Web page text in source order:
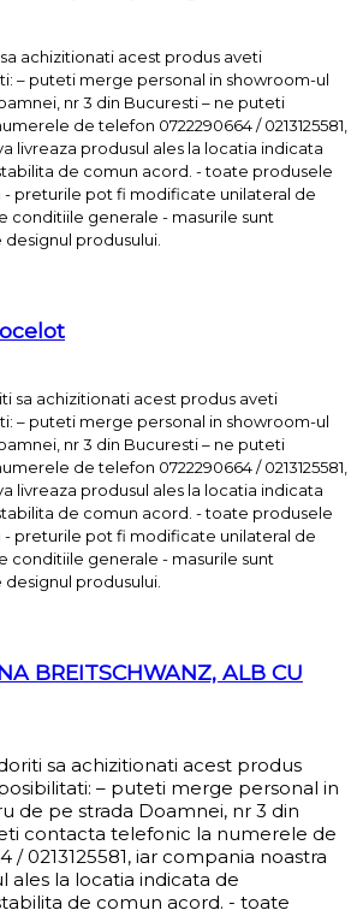
achizitionati acest produs aveti
– puteti merge personal in showroom-ul
nr 3 din Bucuresti – ne puteti
de telefon 0722290664 / 0213125581,
livreaza produsul ales la locatia indicata
de comun acord. - toate produsele
- preturile pot fi modificate unilateral de
conditiile generale - masurile sunt
produsului.
sa achizitionati acest produs aveti
– puteti merge personal in showroom-ul
nr 3 din Bucuresti – ne puteti
de telefon 0722290664 / 0213125581,
livreaza produsul ales la locatia indicata
de comun acord. - toate produsele
- preturile pot fi modificate unilateral de
conditiile generale - masurile sunt
produsului.
BREITSCHWANZ, ALB CU
sa achizitionati acest produs
– puteti merge personal in
de pe strada Doamnei, nr 3 din
contacta telefonic la numerele de
/ 0213125581, iar compania noastra
ales la locatia indicata de
de comun acord. - toate